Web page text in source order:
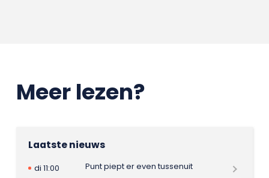
Meer lezen?
Laatste nieuws
di 11:00
Punt piept er even tussenuit